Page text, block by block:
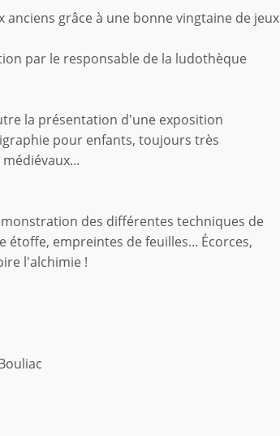
grâce à une bonne vingtaine de jeux
par le responsable de la ludothèque
la présentation d'une exposition
pour enfants, toujours très
des différentes techniques de
empreintes de feuilles... Écorces,
l'alchimie !